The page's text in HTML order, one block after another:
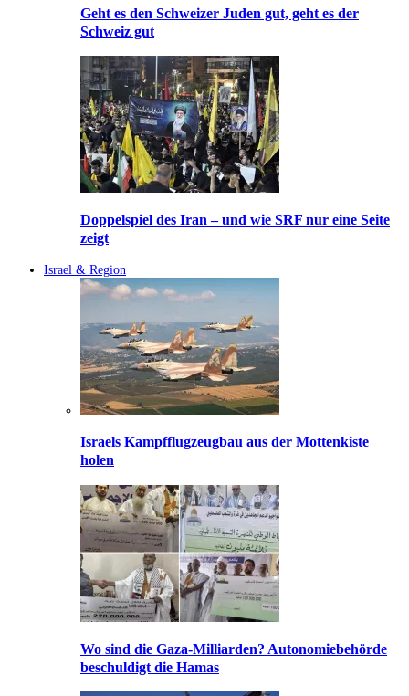
Geht es den Schweizer Juden gut, geht es der
Schweiz gut
Doppelspiel des Iran – und wie SRF nur eine Seite
zeigt
Israel & Region
Israels Kampfflugzeugbau aus der Mottenkiste
holen
Wo sind die Gaza-Milliarden? Autonomiebehörde
beschuldigt die Hamas